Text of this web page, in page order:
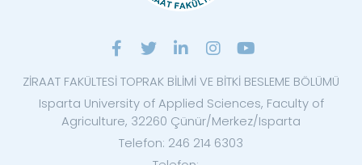
ZİRAAT FAKÜLTESİ TOPRAK BİLİMİ VE BİTKİ BESLEME BÖLÜMÜ
Isparta University of Applied Sciences, Faculty of
Agriculture, 32260 Çünür/Merkez/Isparta
Telefon: 246 214 6303